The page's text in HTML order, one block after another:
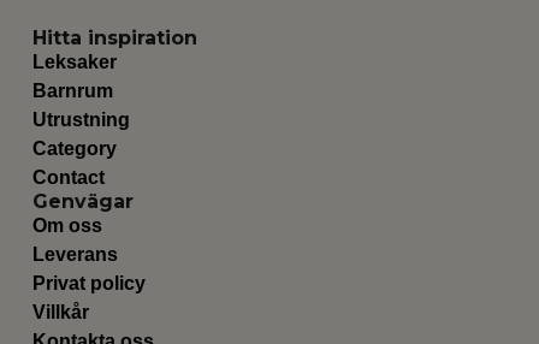
Hitta inspiration
Leksaker
Barnrum
Utrustning
Category
Contact
Genvägar
Om oss
Leverans
Privat policy
Villkår